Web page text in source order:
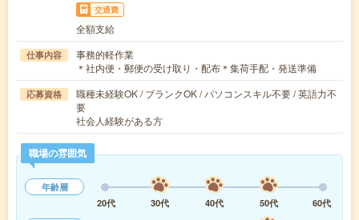
交通費
全額支給
仕事内容
事務的軽作業
＊社内便・郵便の受け取り・配布＊集荷手配・発送準備
応募資格
職種未経験OK / ブランクOK / パソコンスキル不要 / 英語力不
要
社会人経験がある方
職場の雰囲気
年齢層
20代
30代 40代 50代
60代